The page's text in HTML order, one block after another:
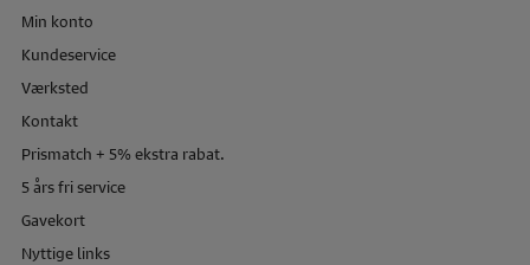
Min konto
Kundeservice
Værksted
Kontakt
Prismatch + 5% ekstra rabat.
5 års fri service
Gavekort
Nyttige links